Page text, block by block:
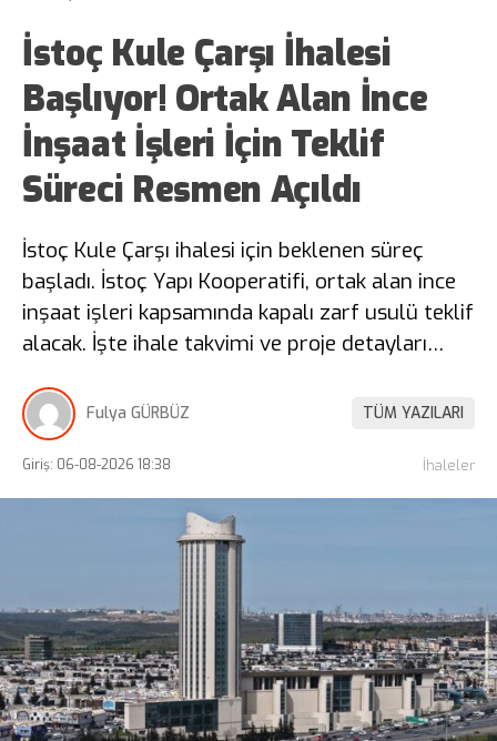
İstoç Kule Çarşı İhalesi
Başlıyor! Ortak Alan İnce
İnşaat İşleri İçin Teklif
Süreci Resmen Açıldı
İstoç Kule Çarşı ihalesi için beklenen süreç
başladı. İstoç Yapı Kooperatifi, ortak alan ince
inşaat işleri kapsamında kapalı zarf usulü teklif
alacak. İşte ihale takvimi ve proje detayları…
Fulya GÜRBÜZ TÜM YAZILARI
Giriş: 06-08-2026 18:38 İhaleler